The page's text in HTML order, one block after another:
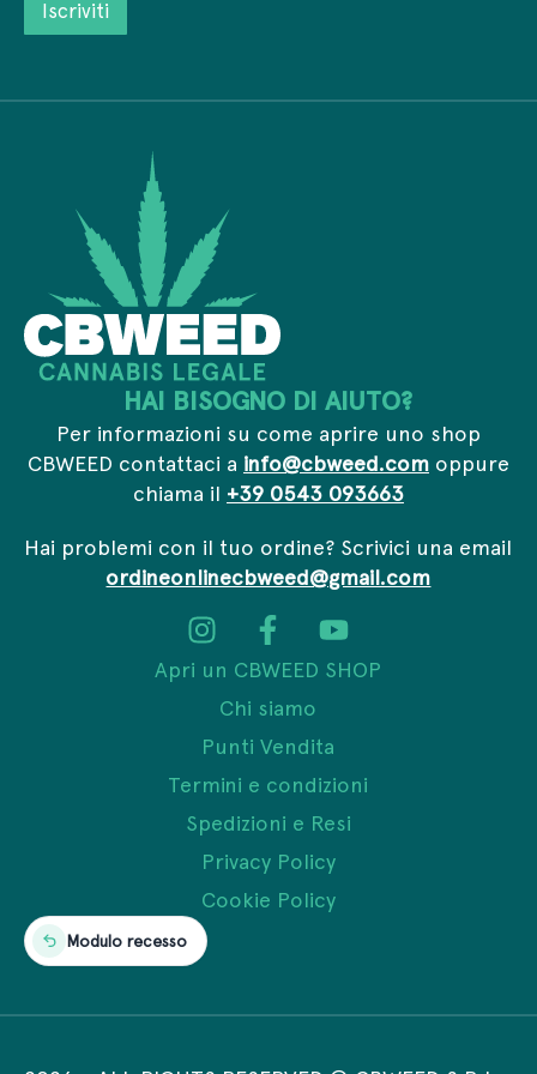
o
a
r
z
a
*
Iscriviti
Apri un CBWEED SHOP
Chi siamo
Punti Vendita
Termini e condizioni
Spedizioni e Resi
Privacy Policy
Cookie Policy
Modulo recesso
HAI BISOGNO DI AIUTO?
Per informazioni su come aprire uno shop
CBWEED contattaci a info@cbweed.comoppure
chiama il +39 0543 093663
Hai problemi con il tuo ordine? Scrivici una email
ordineonlinecbweed@gmail.com